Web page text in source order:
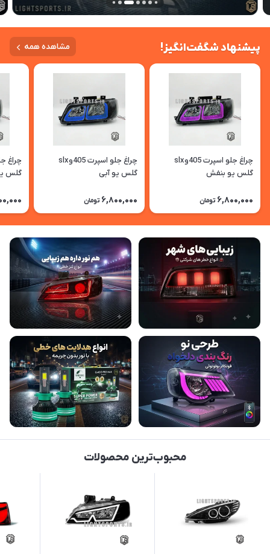
پیشنهاد شگفت‌انگیز! مشاهده همه
چراغ جلو اسپرت 405وslx
گلس یو بنفش
6,800,000 تومان
چراغ جلو اسپرت 405وslx
گلس یو آبی
6,800,000 تومان
گلس
محبوب‌ترین محصولات